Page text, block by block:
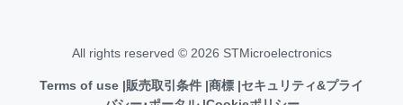
All rights reserved © 2026 STMicroelectronics
Terms of use 販売取引条件 商標 セキュリティ&プライ